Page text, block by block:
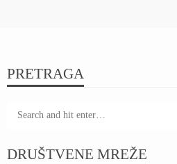
PRETRAGA
DRUŠTVENE MREŽE